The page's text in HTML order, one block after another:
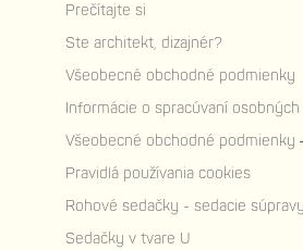
Prečítajte si
Ste architekt, dizajnér?
Všeobecné obchodné podmienky
Informácie o spracúvaní
Všeobecné obchodné podmienky
Pravidlá používania cookies
Rohové sedačky - sedacie
Sedačky v tvare U